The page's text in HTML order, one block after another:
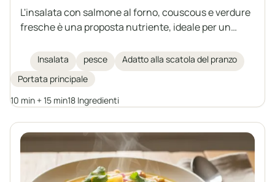
L'insalata con salmone al forno, couscous e verdure
fresche è una proposta nutriente, ideale per un
L'abbinamento del salmone succoso con una
marinata aromatica, verdure e un dressing al limone
e olio d'oliva crea un piatto ricco di sapore e valore
nutritivo.
Insalata pesce
Adatto alla scatola del pranzo
Portata principale
10 min + 15 min18 Ingredienti